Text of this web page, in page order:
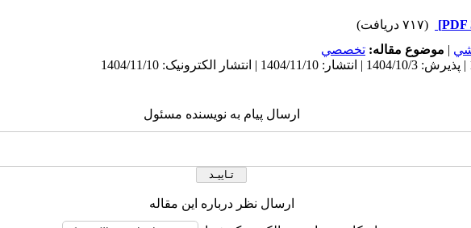
(۷۱۷ دریافت)
| موضوع مقاله: تخصصي
ارسال پیام به نویسنده مسئول
ارسال نظر درباره این مقاله